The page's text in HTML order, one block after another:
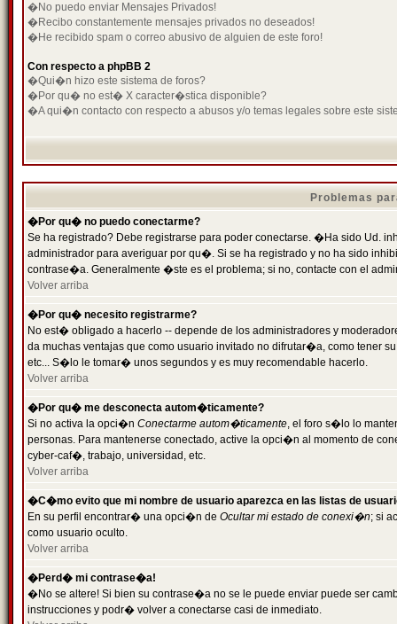
�No puedo enviar Mensajes Privados!
�Recibo constantemente mensajes privados no deseados!
�He recibido spam o correo abusivo de alguien de este foro!
Con respecto a phpBB 2
�Qui�n hizo este sistema de foros?
�Por qu� no est� X caracter�stica disponible?
�A qui�n contacto con respecto a abusos y/o temas legales sobre este
Problemas
�Por qu� no puedo conectarme?
Se ha registrado? Debe registrarse para poder conectarse. �Ha sido Ud.
administrador para averiguar por qu�. Si se ha registrado y no ha sido
contrase�a. Generalmente �ste es el problema; si no, contacte con el
Volver arriba
�Por qu� necesito registrarme?
No est� obligado a hacerlo -- depende de los administradores y
da muchas ventajas que como usuario invitado no difrutar�a, como tener
etc... S�lo le tomar� unos segundos y es muy recomendable hacerlo.
Volver arriba
�Por qu� me desconecta autom�ticamente?
Si no activa la opci�n Conectarme autom�ticamente, el foro s�lo lo
personas. Para mantenerse conectado, active la opci�n al momento de
cyber-caf�, trabajo, universidad, etc.
Volver arriba
�C�mo evito que mi nombre de usuario aparezca en las listas de
En su perfil encontrar� una opci�n de Ocultar mi estado de conexi�n; si
como usuario oculto.
Volver arriba
�Perd� mi contrase�a!
�No se altere! Si bien su contrase�a no se le puede enviar puede ser
instrucciones y podr� volver a conectarse casi de inmediato.